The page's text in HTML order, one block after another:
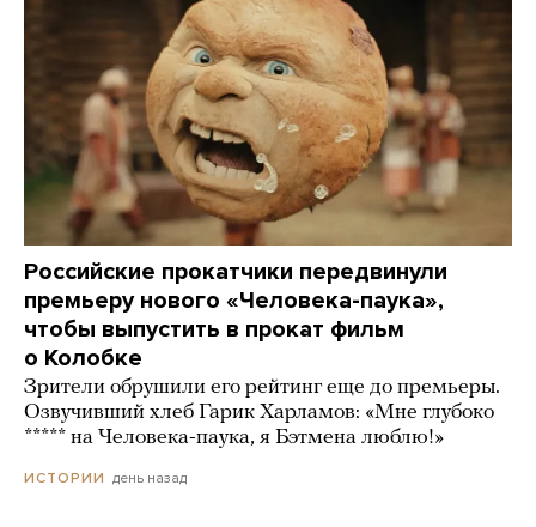
Российские прокатчики передвинули
премьеру нового «Человека-паука»,
чтобы выпустить в прокат фильм
о Колобке
Зрители обрушили его рейтинг еще до премьеры.
Озвучивший хлеб Гарик Харламов: «Мне глубоко
***** на Человека-паука, я Бэтмена люблю!»
ИСТОРИИ день назад